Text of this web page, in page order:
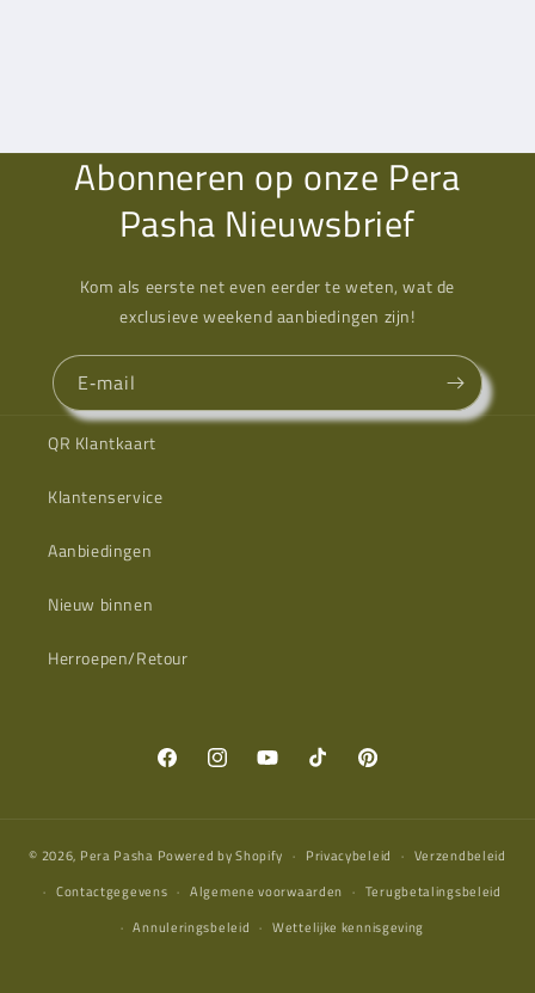
Abonneren op onze Pera
Pasha Nieuwsbrief
Kom als eerste net even eerder te weten, wat de
exclusieve weekend aanbiedingen zijn!
E‑mail
QR Klantkaart
Klantenservice
Aanbiedingen
Nieuw binnen
Herroepen/Retour
FacebookInstagramYouTubeTikTok Pinterest
© 2026, Pera Pasha Powered by Shopify Privacybeleid
Verzendbeleid
Contactgegevens
Algemene voorwaarden
Terugbetalingsbeleid
Annuleringsbeleid
Wettelijke kennisgeving